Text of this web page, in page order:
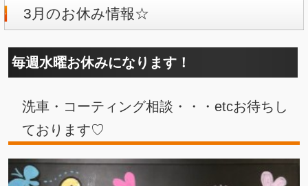
3月のお休み情報☆
毎週水曜お休みになります！
洗車・コーティング相談・・・etcお待ちし
ております♡